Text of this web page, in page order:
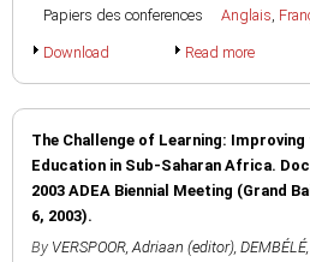
Papiers des conferences
Anglais,
Download Read more
The Challenge of Learning:
Education in Sub-Saharan Africa.
2003 ADEA Biennial Meeting (Grand
6, 2003).
By VERSPOOR, Adriaan (editor),